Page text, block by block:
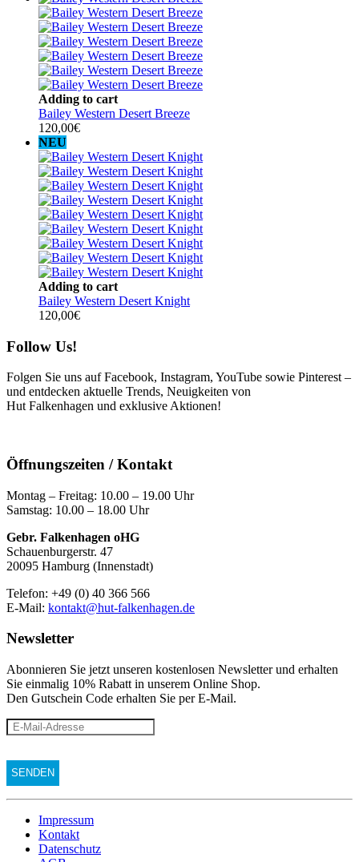
Adding to cart
Bailey Western Desert Breeze
120,00€
NEU
Adding to cart
Bailey Western Desert Knight
120,00€
Follow Us!
Folgen Sie uns auf Facebook, Instagram, YouTube sowie Pinterest –
und entdecken aktuelle Trends, Neuigkeiten von
Hut Falkenhagen und exklusive Aktionen!
Öffnungszeiten / Kontakt
Montag – Freitag: 10.00 – 19.00 Uhr
Samstag: 10.00 – 18.00 Uhr
Gebr. Falkenhagen oHG
Schauenburgerstr. 47
20095 Hamburg (Innenstadt)
Telefon: +49 (0) 40 366 566
E-Mail: kontakt@hut-falkenhagen.de
Newsletter
Abonnieren Sie jetzt unseren kostenlosen Newsletter und erhalten
Sie einmalig 10% Rabatt in unserem Online Shop.
Den Gutschein Code erhalten Sie per E-Mail.
Impressum
Kontakt
Datenschutz